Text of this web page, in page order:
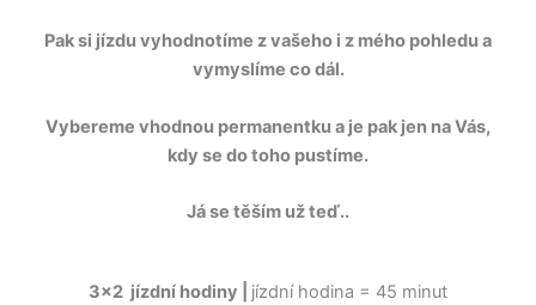
Pak si jízdu vyhodnotíme z vašeho i z mého pohledu a
vymyslíme co dál.
Vybereme vhodnou permanentku a je pak jen na Vás,
kdy se do toho pustíme.
Já se těším už teď..
3×2 jízdní hodiny | jízdní hodina = 45 minut